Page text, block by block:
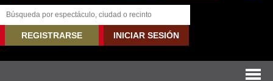
REGISTRARSE INICIAR SESIÓN